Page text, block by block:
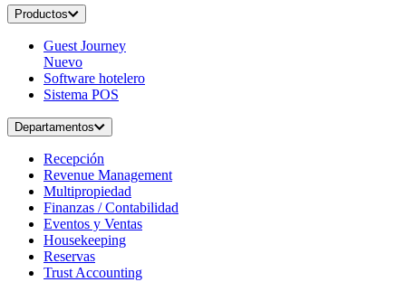
Productos
Guest Journey
Nuevo
Software hotelero
Sistema POS
Departamentos
Recepción
Revenue Management
Multipropiedad
Finanzas / Contabilidad
Eventos y Ventas
Housekeeping
Reservas
Trust Accounting